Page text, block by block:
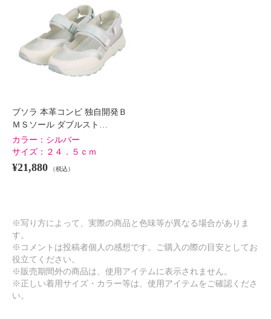
ブソラ 本革コンビ 独自開発Ｂ
ＭＳソール ダブルスト…
カラー： シルバー
サイズ： ２４．５ｃｍ
¥21,880 （税込）
※写り方によって、実際の商品と色味等が異なる場合がありま
す。
※コメントは投稿者個人の感想です。ご購入の際の目安としてお
役立てください。
※販売期間外の商品は、使用アイテムに表示されません。
※正しい着用サイズ・カラー等は、使用アイテムをご確認くださ
い。